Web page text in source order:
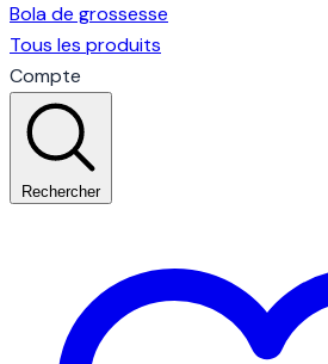
Bola de grossesse
Tous les produits
Compte
Rechercher